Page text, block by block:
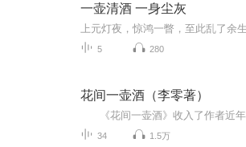
一壶清酒 一身尘灰
5 280
花间一壶酒（李零著）
34 1.5万